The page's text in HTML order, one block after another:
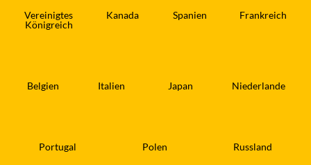
Vereinigtes
Königreich
Kanada Spanien Frankreich
Belgien Italien Japan Niederlande
Portugal Polen Russland